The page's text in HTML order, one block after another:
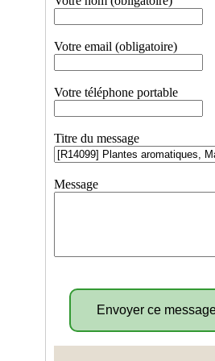
Votre email (obligatoire)
Votre téléphone portable
Titre du message
Message